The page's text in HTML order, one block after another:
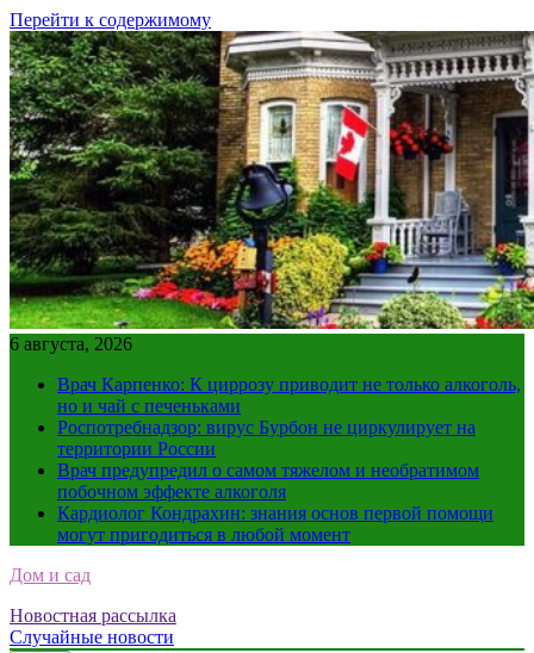
Перейти к содержимому
6 августа, 2026
Врач Карпенко: К циррозу приводит не только алкоголь,
но и чай с печеньками
Роспотребнадзор: вирус Бурбон не циркулирует на
территории России
Врач предупредил о самом тяжелом и необратимом
побочном эффекте алкоголя
Кардиолог Кондрахин: знания основ первой помощи
могут пригодиться в любой момент
Дом и сад
Новостная рассылка
Случайные новости